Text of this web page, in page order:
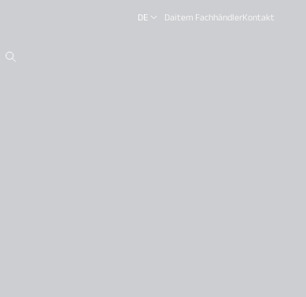
DE Daitem FachhändlerKontakt